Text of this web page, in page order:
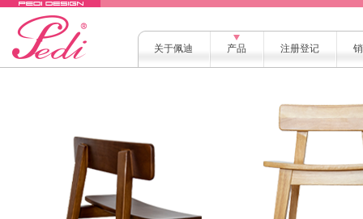
关于佩迪 产品 注册登记